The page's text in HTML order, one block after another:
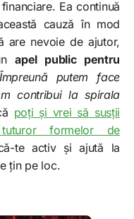
Ea continuă
cauză în mod
are nevoie de ajutor,
apel public pentru
putem face
contribui la spirala
poți și vrei să susții
formelor de
te activ și ajută la
țin pe loc.